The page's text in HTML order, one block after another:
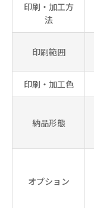
印刷・加工方
法
印刷範囲
印刷・加工色
納品形態
オプション